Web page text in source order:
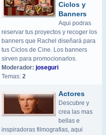
Ciclos y
Banners
Aqui podras
reservar tus proyectos y recoger los
banners que Rachel diseñará para
tus Ciclos de Cine. Los banners
sirven para promocionarlos.
Moderador: joseguri
Temas: 2
Actores
Descubre y
crea las mas
bellas e
inspiradoras filmografias, aqui